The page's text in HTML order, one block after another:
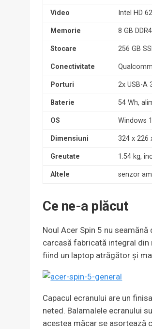
Video Intel HD
Memorie 8 GB
Stocare 256 GB
Conectivitate
Porturi 2x USB-A
Baterie 54 Wh,
OS Windows
Dimensiuni 324 x 226
Greutate 1.54 kg,
Altele senzor
Ce ne-a plăcut
Noul Acer Spin 5 nu
carcasă fabricată integral din
fiind un laptop atrăgător și
Capacul ecranului are un
neted. Balamalele ecranului
acestea măcar se asortează